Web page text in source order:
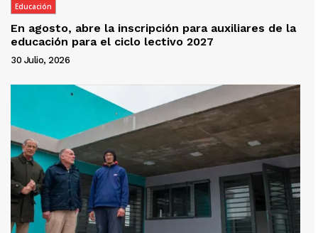
Educación
En agosto, abre la inscripción para auxiliares de la
educación para el ciclo lectivo 2027
30 Julio, 2026